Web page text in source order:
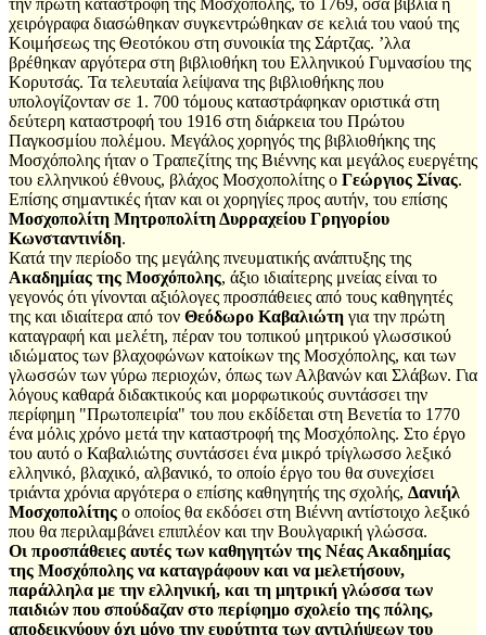
την πρώτη καταστροφή της Μοσχόπολης, το 1769, όσα βιβλία ή
χειρόγραφα διασώθηκαν συγκεντρώθηκαν σε κελιά του ναού της
Κοιμήσεως της Θεοτόκου στη συνοικία της Σάρτζας. ʼλλα
βρέθηκαν αργότερα στη βιβλιοθήκη του Ελληνικού Γυμνασίου της
Κορυτσάς. Τα τελευταία λείψανα της βιβλιοθήκης που
υπολογίζονταν σε 1. 700 τόμους καταστράφηκαν οριστικά στη
δεύτερη καταστροφή του 1916 στη διάρκεια του Πρώτου
Παγκοσμίου πολέμου. Μεγάλος χορηγός της βιβλιοθήκης της
Μοσχόπολης ήταν ο Τραπεζίτης της Βιέννης και μεγάλος ευεργέτης
του ελληνικού έθνους, βλάχος Μοσχοπολίτης ο Γεώργιος Σίνας.
Επίσης σημαντικές ήταν και οι χορηγίες προς αυτήν, του επίσης
Μοσχοπολίτη Μητροπολίτη Δυρραχείου Γρηγορίου
Κωνσταντινίδη.
Κατά την περίοδο της μεγάλης πνευματικής ανάπτυξης της
Ακαδημίας της Μοσχόπολης, άξιο ιδιαίτερης μνείας είναι το
γεγονός ότι γίνονται αξιόλογες προσπάθειες από τους καθηγητές
της και ιδιαίτερα από τον Θεόδωρο Καβαλιώτη για την πρώτη
καταγραφή και μελέτη, πέραν του τοπικού μητρικού γλωσσικού
ιδιώματος των βλαχοφώνων κατοίκων της Μοσχόπολης, και των
γλωσσών των γύρω περιοχών, όπως των Αλβανών και Σλάβων. Για
λόγους καθαρά διδακτικούς και μορφωτικούς συντάσσει την
περίφημη "Πρωτοπειρία" του που εκδίδεται στη Βενετία το 1770
ένα μόλις χρόνο μετά την καταστροφή της Μοσχόπολης. Στο έργο
του αυτό ο Καβαλιώτης συντάσσει ένα μικρό τρίγλωσσο λεξικό
ελληνικό, βλαχικό, αλβανικό, το οποίο έργο του θα συνεχίσει
τριάντα χρόνια αργότερα ο επίσης καθηγητής της σχολής, Δανιήλ
Μοσχοπολίτης ο οποίος θα εκδόσει στη Βιέννη αντίστοιχο λεξικό
που θα περιλαμβάνει επιπλέον και την Βουλγαρική γλώσσα.
Οι προσπάθειες αυτές των καθηγητών της Νέας Ακαδημίας
της Μοσχόπολης να καταγράφουν και να μελετήσουν,
παράλληλα με την ελληνική, και τη μητρική γλώσσα των
παιδιών που σπούδαζαν στο περίφημο σχολείο της πόλης,
αποδεικνύουν όχι μόνο την ευρύτητα των αντιλήψεων του